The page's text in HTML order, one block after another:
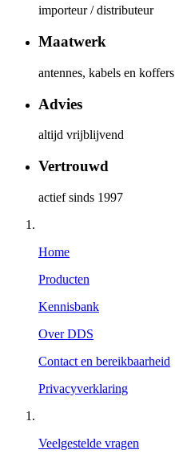
importeur / distributeur
Maatwerk
antennes, kabels en koffers
Advies
altijd vrijblijvend
Vertrouwd
actief sinds 1997
Home
Producten
Kennisbank
Over DDS
Contact en bereikbaarheid
Privacyverklaring
Veelgestelde vragen